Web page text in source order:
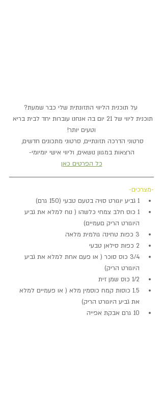
על תוכנית הליווי התזונתית שלי כבר שמעת?
תוכנית ליווי של 21 יום בה אנחנו עוברות יחד לבית בריא
וטעים יותר!
סרטוני הדרכה תזונתיים, סרטוני מתכונים חדשים,
הרצאות במגוון נושאים, וליווי אישי יומיומי-
כל הפרטים כאן
-מצרכים-
1 גביע יוגורט סויה בטעם טבעי (150 גרם)
1 כוס חלב צמחי כלשהו ( נוח למלא את גביע
היוגורט הריק םעמיים)
3 כפות טחינה גולמית מלאה
2 כפות סילאן טבעי
3/4 כוס סוכר ( או פעם אחת למלא את גביע
היוגורט הריק)
1/2 כוס שמן זית
1.5 כוסות קמח כוסמין מלא ( או פעמיים למלא
את גביע היוגורט הריק)
10 גרם אבקת אפייה